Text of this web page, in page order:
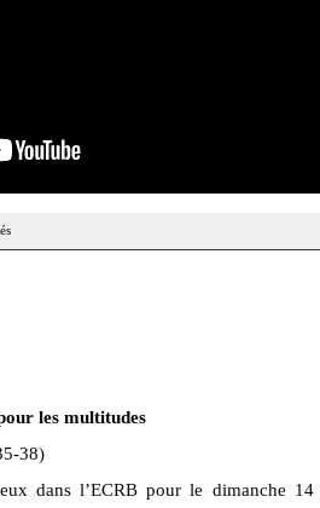
les multitudes
38)
dans l’ECRB pour le dimanche